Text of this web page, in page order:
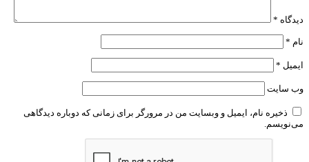
دیدگاه *
نام *
ایمیل *
وب‌ سایت
ذخیره نام، ایمیل و وبسایت من در مرورگر برای زمانی که دوباره دیدگاهی
می‌نویسم.